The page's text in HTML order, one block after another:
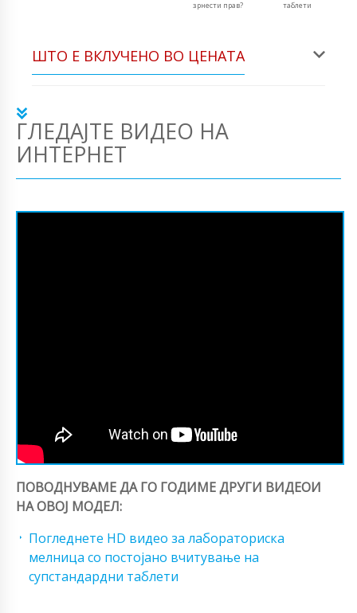
зрнести прав? таблети
ШТО Е ВКЛУЧЕНО ВО ЦЕНАТА
ГЛЕДАЈТЕ ВИДЕО НА
ИНТЕРНЕТ
ПОВОДНУВАМЕ ДА ГО ГОДИМЕ ДРУГИ ВИДЕОИ
НА ОВОЈ МОДЕЛ:
Погледнете HD видео за лабораториска
мелница со постојано вчитување на
супстандардни таблети